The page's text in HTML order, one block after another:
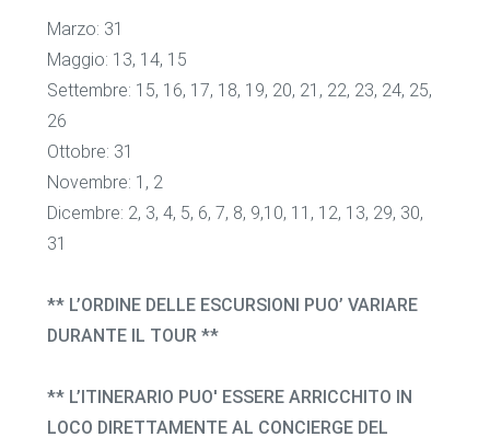
Marzo: 31
Maggio: 13, 14, 15
Settembre: 15, 16, 17, 18, 19, 20, 21, 22, 23, 24, 25,
26
Ottobre: 31
Novembre: 1, 2
Dicembre: 2, 3, 4, 5, 6, 7, 8, 9,10, 11, 12, 13, 29, 30,
31
** L’ORDINE DELLE ESCURSIONI PUO’ VARIARE
DURANTE IL TOUR **
** L’ITINERARIO PUO' ESSERE ARRICCHITO IN
LOCO DIRETTAMENTE AL CONCIERGE DEL